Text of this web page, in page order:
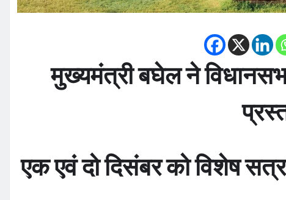
मुख्यमंत्री बघेल ने
एक एवं दो दिसंबर को विशेष